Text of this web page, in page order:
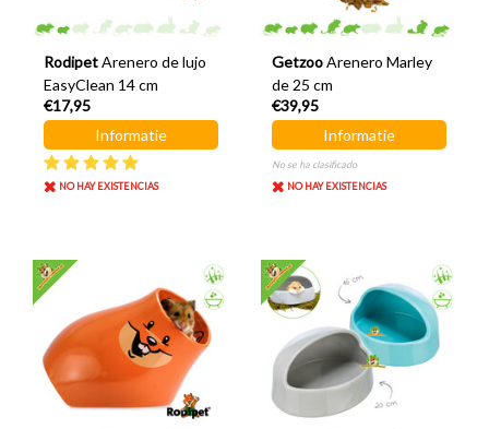
Rodipet Arenero de lujo
EasyClean 14 cm
€17,95
Informatie
NO HAY EXISTENCIAS
Getzoo Arenero Marley
de 25 cm
€39,95
Informatie
No se ha clasificado
NO HAY EXISTENCIAS